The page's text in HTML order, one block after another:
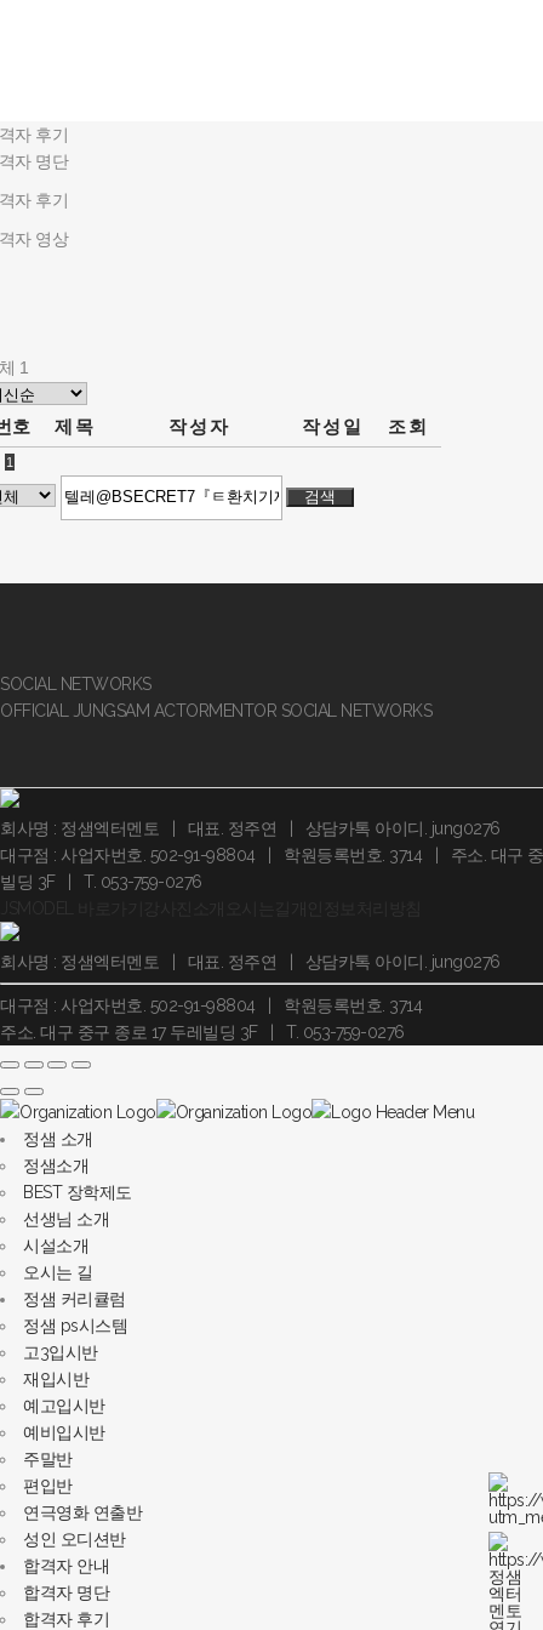
자 후기
자 명단
자 후기
자 영상
1
호 제목 작성자 작성일 조회
1
검색
SOCIAL NETWORKS
OFFICIAL JUNGSAM ACTORMENTOR SOCIAL NETWORKS
회사명 : 정샘엑터멘토 | 대표. 정주연 | 상담카톡 아이디. jung0276
대구점 : 사업자번호. 502-91-98804 | 학원등록번호. 3714 | 주소. 대구 중
빌딩 3F | T. 053-759-0276
회사명 : 정샘엑터멘토 | 대표. 정주연 | 상담카톡 아이디. jung0276
대구점 : 사업자번호. 502-91-98804 | 학원등록번호. 3714
주소. 대구 중구 종로 17 두레빌딩 3F | T. 053-759-0276
정샘 소개
정샘소개
BEST 장학제도
선생님 소개
시설소개
오시는 길
정샘 커리큘럼
정샘 ps시스템
고3입시반
재입시반
예고입시반
예비입시반
주말반
편입반
연극영화 연출반
성인 오디션반
합격자 안내
합격자 명단
합격자 후기